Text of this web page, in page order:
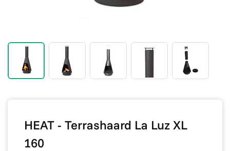
HEAT - Terrashaard La Luz XL
160